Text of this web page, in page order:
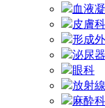
血液
皮膚科
形成
泌尿
眼科
放射
麻酔科